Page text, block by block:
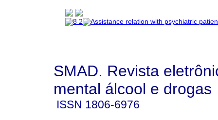
SMAD. Revista
mental álcool e drogas
ISSN 1806-6976